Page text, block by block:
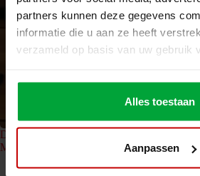
partners kunnen deze gegevens
informatie die u aan ze heeft
verzameld op basis van uw gebruik
Alles toestaan
Aanpassen
besucht das Nolte